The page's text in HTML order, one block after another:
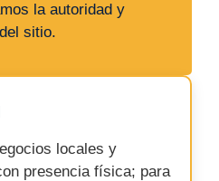
la autoridad y
sitio.
locales y
presencia física; para